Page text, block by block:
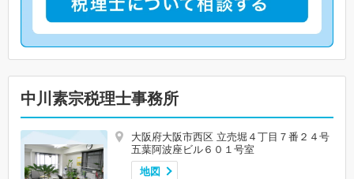
中川素宗税理士事務所
大阪府大阪市西区 立売堀４丁目７番２４号
五葉阿波座ビル６０１号室
地図